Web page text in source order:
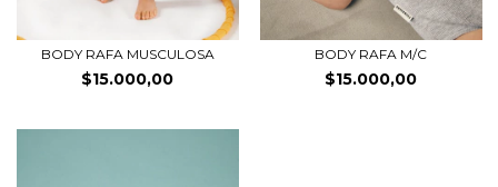
BODY RAFA MUSCULOSA
$15.000,00
BODY RAFA M/C
$15.000,00